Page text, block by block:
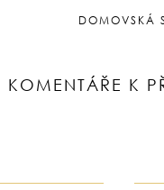
DOMOVSKÁ
KOMENTÁŘE K